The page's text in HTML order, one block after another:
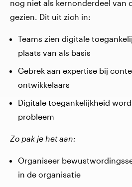
nog niet als kernonderdeel van
gezien. Dit uit zich in:
Teams zien digitale
plaats van als basis
Gebrek aan expertise bij
ontwikkelaars
Digitale toegankelijkheid
probleem
Zo pak je het aan:
Organiseer
in de organisatie